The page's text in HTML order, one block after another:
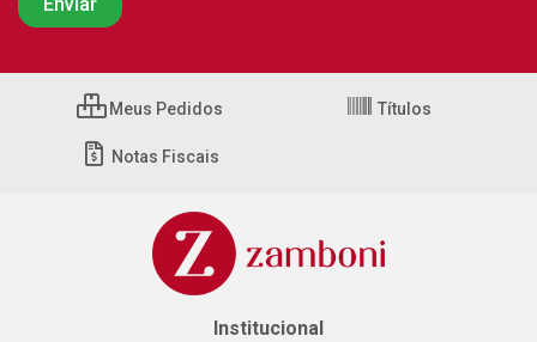
Meus Pedidos Títulos
Notas Fiscais
Institucional